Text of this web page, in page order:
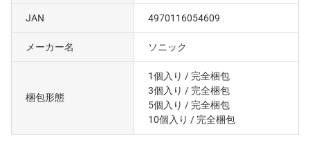
JAN 4970116054609
メーカー名 ソニック
梱包形態
1個入り / 完全梱包
3個入り / 完全梱包
5個入り / 完全梱包
10個入り / 完全梱包